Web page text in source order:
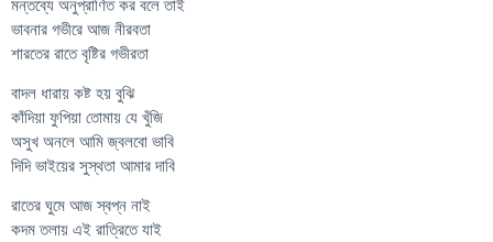
মন্তব্যে অনুপ্রাণিত কর বলে তাই
ভাবনার গভীরে আজ নীরবতা
শারতের রাতে বৃষ্টির গভীরতা
বাদল ধারায় কষ্ট হয় বুঝি
কাঁদিয়া ফুপিয়া তোমায় যে খুঁজি
অসুখ অনলে আমি জ্বলবো ভাবি
দিদি ভাইয়ের সুস্থতা আমার দাবি
রাতের ঘুমে আজ স্বপ্ন নাই
কদম তলায় এই রাত্রিতে যাই